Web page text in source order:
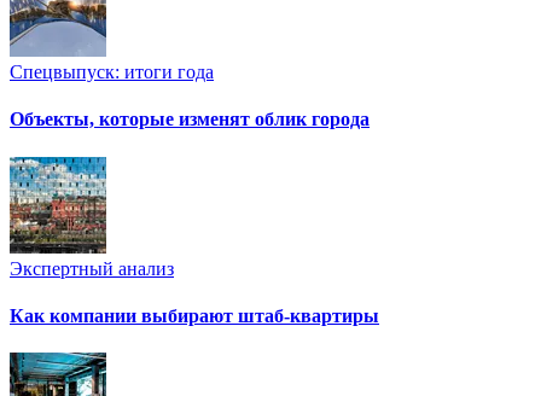
Спецвыпуск: итоги года
Объекты, которые изменят облик города
Экспертный анализ
Как компании выбирают штаб-квартиры